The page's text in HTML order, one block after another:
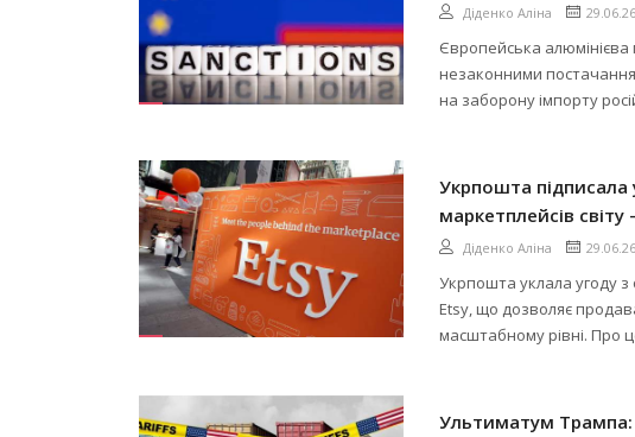
Діденко Аліна
Європейська
незаконними
на заборону імпорту
Укрпошта
маркетплейсів
Діденко Аліна
Укрпошта уклала угоду з
Etsy, що дозволяє
масштабному рівні. Про
Ультиматум Трампа: